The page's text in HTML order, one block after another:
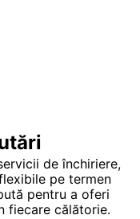
de închiriere,
pe termen
pentru a oferi
fiecare călătorie.